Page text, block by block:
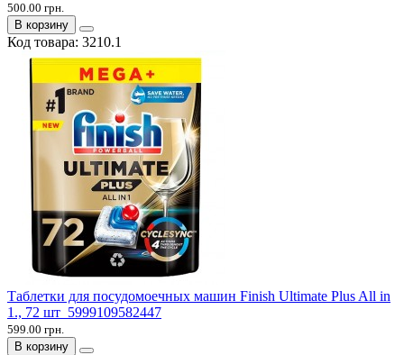
500.00 грн.
В корзину
Код товара: 3210.1
Таблетки для посудомоечных машин Finish Ultimate Plus All in
1., 72 шт 5999109582447
599.00 грн.
В корзину